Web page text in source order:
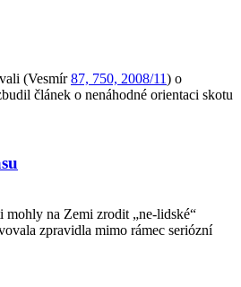
(Vesmír87, 750, 2008/11) o
článek o nenáhodné orientaci skotu
mohly na Zemi zrodit „ne-lidské“
zpravidla mimo rámec seriózní